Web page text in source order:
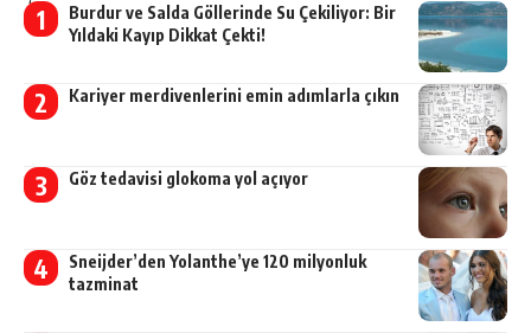
Burdur ve Salda Göllerinde Su Çekiliyor: Bir
Yıldaki Kayıp Dikkat Çekti!
Kariyer merdivenlerini emin adımlarla çıkın
Göz tedavisi glokoma yol açıyor
Sneijder’den Yolanthe’ye 120 milyonluk
tazminat